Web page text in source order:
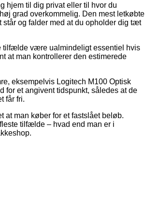
hjem til dig privat eller til hvor du
grad overkommelig. Den mest letkøbte
og falder med at du opholder dig tæt
tilfælde være ualmindeligt essentiel hvis
at man kontrollerer den estimerede
eksempelvis Logitech M100 Optisk
for et angivent tidspunkt, således at de
får fri.
man køber for et fastslået beløb.
tilfælde – hvad end man er i